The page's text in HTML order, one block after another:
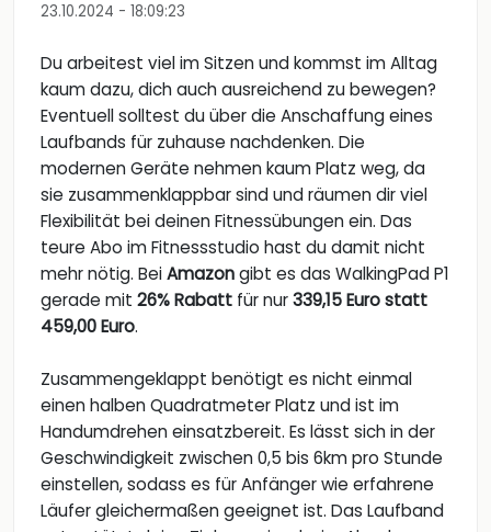
23.10.2024 - 18:09:23
Du arbeitest viel im Sitzen und kommst im Alltag
kaum dazu, dich auch ausreichend zu bewegen?
Eventuell solltest du über die Anschaffung eines
Laufbands für zuhause nachdenken. Die
modernen Geräte nehmen kaum Platz weg, da
sie zusammenklappbar sind und räumen dir viel
Flexibilität bei deinen Fitnessübungen ein. Das
teure Abo im Fitnessstudio hast du damit nicht
mehr nötig. BeiAmazongibt es das WalkingPad P1
gerade mit 26% Rabatt für nur339,15 Euro statt
459,00 Euro.
Zusammengeklappt benötigt es nicht einmal
einen halben Quadratmeter Platz und ist im
Handumdrehen einsatzbereit. Es lässt sich in der
Geschwindigkeit zwischen 0,5 bis 6km pro Stunde
einstellen, sodass es für Anfänger wie erfahrene
Läufer gleichermaßen geeignet ist. Das Laufband